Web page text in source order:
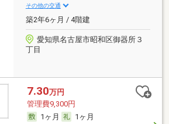
その他の交通
築2年6ヶ月 / 4階建
愛知県名古屋市昭和区御器所３
丁目
7.30万円
管理費9,300円
1ヶ月
1ヶ月